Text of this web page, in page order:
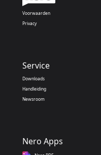
Voorwaarden
Privacy
Service
Downloads
Handleiding
Newsroom
Nero Apps